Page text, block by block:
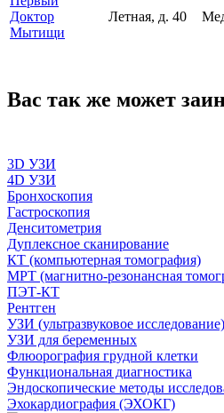
Доктор
Мытищи
Летная, д. 40
Вас так же может
3D УЗИ
4D УЗИ
Бронхоскопия
Гастроскопия
Денситометрия
Дуплексное сканирование
КТ (компьютерная томография)
МРТ (магнитно-резонансная
ПЭТ-КТ
Рентген
УЗИ (ультразвуковое исследование)
УЗИ для беременных
Флюорография грудной клетки
Функциональная диагностика
Эндоскопические методы
Эхокардиография (ЭХОКГ)